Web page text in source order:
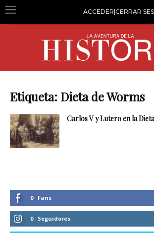
ACCEDER|CERRAR
Etiqueta: Dieta de Worms
Carlos V y Lutero en la
0 Fans
0 Seguidores